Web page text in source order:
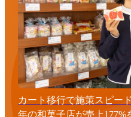
カート移行で施策スピー
年の和菓子店が売上177%